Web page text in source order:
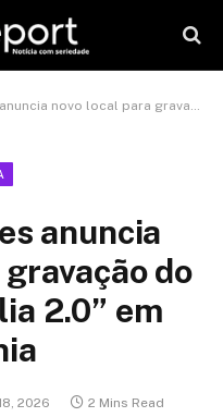
para gravação do projeto “Marília 2.0” em Goiânia
anuncia
do
2.0” em
2026 2 Mins Read